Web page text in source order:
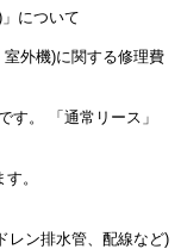
について
外機)に関する修理費
す。 「通常リース」
。
レン排水管、配線など)